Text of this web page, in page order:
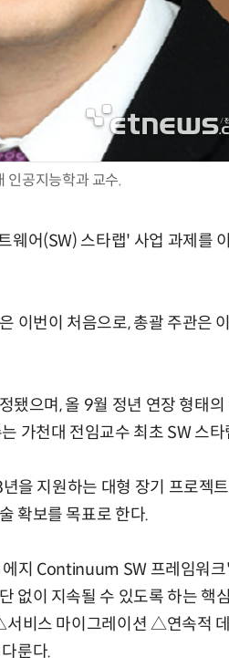
인공지능학과 교수.
어(SW) 스타랩' 사업 과제를
이번이 처음으로, 총괄 주관은
으며, 올 9월 정년 연장 형태의
가천대 전임교수 최초 SW 스
을 지원하는 대형 장기 프로젝
확보를 목표로 한다.
지 Continuum SW 프레임워
없이 지속될 수 있도록 하는 핵
비스 마이그레이션 △연속적
룬다.